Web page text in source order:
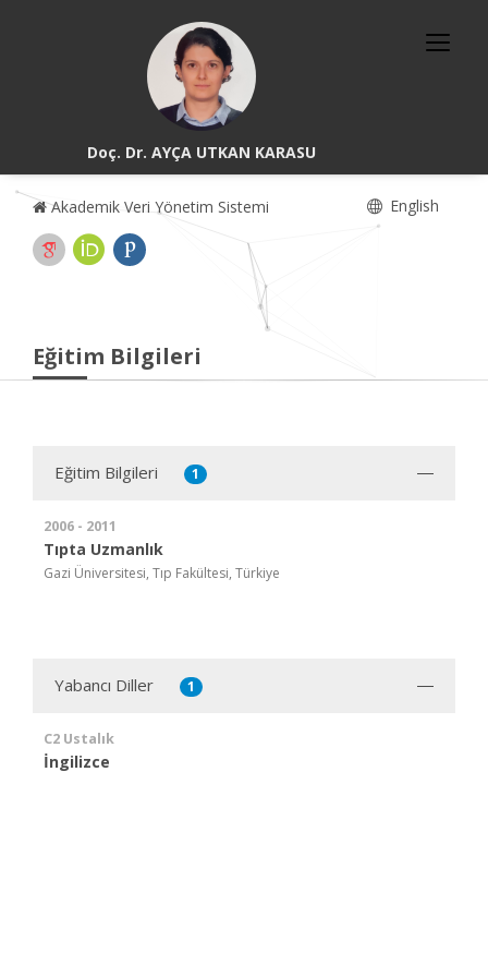
Doç. Dr. AYÇA UTKAN KARASU
Akademik Veri Yönetim Sistemi English
Eğitim Bilgileri
Eğitim Bilgileri 1
2006 - 2011
Tıpta Uzmanlık
Gazi Üniversitesi, Tıp Fakültesi, Türkiye
Yabancı Diller 1
C2 Ustalık
İngilizce